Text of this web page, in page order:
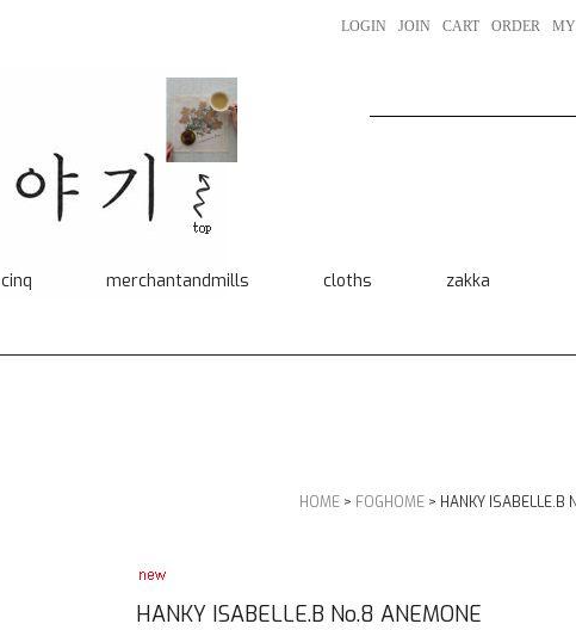
LOGIN JOIN CART ORDER
cinq merchantandmills cloths zakka
HOME > FOGHOME > HANKY ISABELLE.B
HANKY ISABELLE.B No.8 ANEMONE